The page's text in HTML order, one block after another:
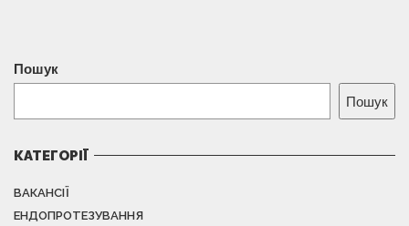
Пошук
Пошук
КАТЕГОРІЇ
ВАКАНСІЇ
ЕНДОПРОТЕЗУВАННЯ